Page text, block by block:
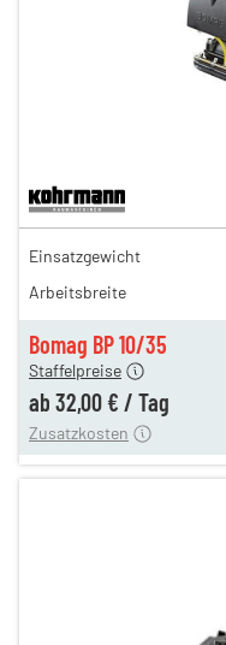
Bomag BP 10/35
54,00 €
45,00 €
38,00 €
Staffelpreise
ab 32,00 € / Tag
12,00 €
Zusatzkosten
Einsatzgewicht
Arbeitsbreite